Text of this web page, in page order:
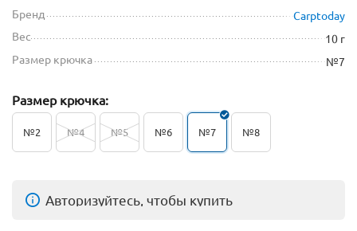
Бренд
Carptoday
Вес
10 г
Размер крючка
№7
Размер крючка:
№2 №4 №5 №6 №7 №8
Авторизуйтесь, чтобы купить